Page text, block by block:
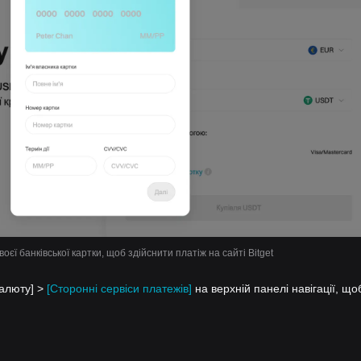
банківської картки, щоб здійснити платіж на сайті Bitget
> [Сторонні сервіси платежів] на верхній панелі навігації,